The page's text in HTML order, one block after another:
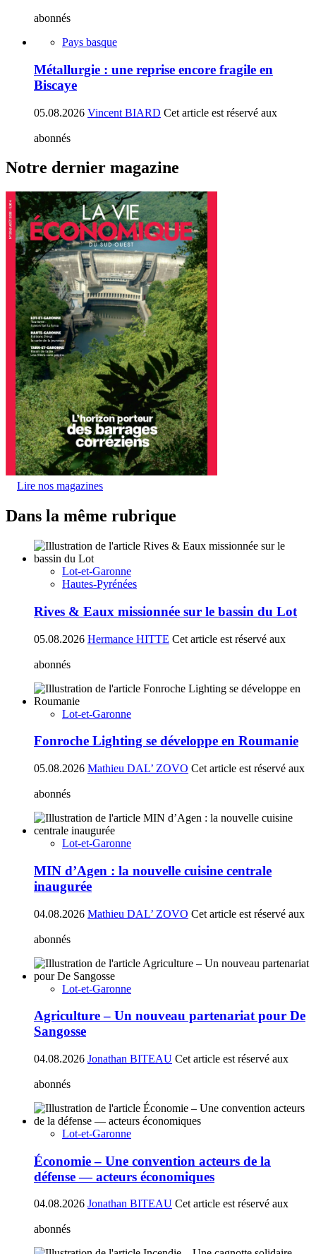
abonnés
Pays basque
Métallurgie : une reprise encore fragile en
Biscaye
05.08.2026 Vincent BIARD Cet article est réservé aux
abonnés
Notre dernier magazine
Lire nos magazines
Dans la même rubrique
Lot-et-Garonne
Hautes-Pyrénées
Rives & Eaux missionnée sur le bassin du Lot
05.08.2026 Hermance HITTE Cet article est réservé aux
abonnés
Lot-et-Garonne
Fonroche Lighting se développe en Roumanie
05.08.2026 Mathieu DAL’ ZOVO Cet article est réservé aux
abonnés
Lot-et-Garonne
MIN d’Agen : la nouvelle cuisine centrale
inaugurée
04.08.2026 Mathieu DAL’ ZOVO Cet article est réservé aux
abonnés
Lot-et-Garonne
Agriculture – Un nouveau partenariat pour De
Sangosse
04.08.2026 Jonathan BITEAU Cet article est réservé aux
abonnés
Lot-et-Garonne
Économie – Une convention acteurs de la
défense — acteurs économiques
04.08.2026 Jonathan BITEAU Cet article est réservé aux
abonnés